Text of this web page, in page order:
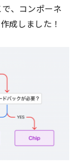
、コンポーネ
成しました！